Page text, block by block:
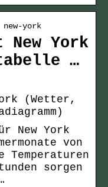
york
York
…
(Wetter,
New York
von
Temperaturen
sorgen